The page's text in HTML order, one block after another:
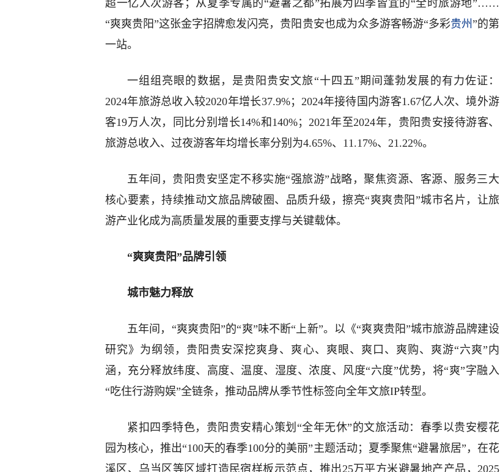
超一亿人次游客；从夏季专属的“避暑之都”拓展为四季皆宜的“全时旅游地”……
“爽爽贵阳”这张金字招牌愈发闪亮，贵阳贵安也成为众多游客畅游“多彩贵州 ”的第
一站。
一组组亮眼的数据，是贵阳贵安文旅“十四五”期间蓬勃发展的有力佐证：
2024年旅游总收入较2020年增长37.9%；2024年接待国内游客1.67亿人次、境外游
客19万人次，同比分别增长14%和140%；2021年至2024年，贵阳贵安接待游客、
旅游总收入、过夜游客年均增长率分别为4.65%、11.17%、21.22%。
五年间，贵阳贵安坚定不移实施“强旅游”战略，聚焦资源、客源、服务三大
核心要素，持续推动文旅品牌破圈、品质升级，擦亮“爽爽贵阳”城市名片，让旅
游产业化成为高质量发展的重要支撑与关键载体。
“爽爽贵阳”品牌引领
城市魅力释放
五年间，“爽爽贵阳”的“爽”味不断“上新”。以《“爽爽贵阳”城市旅游品牌建设
研究》为纲领，贵阳贵安深挖爽身、爽心、爽眼、爽口、爽购、爽游“六爽”内
涵，充分释放纬度、高度、温度、湿度、浓度、风度“六度”优势，将“爽”字融入
“吃住行游购娱”全链条，推动品牌从季节性标签向全年文旅IP转型。
紧扣四季特色，贵阳贵安精心策划“全年无休”的文旅活动：春季以贵安樱花
园为核心，推出“100天的春季100分的美丽”主题活动；夏季聚焦“避暑旅居”，在花
溪区、乌当区等区域打造民宿样板示范点，推出25万平方米避暑地产产品，2025